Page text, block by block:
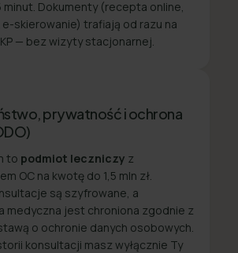
minut. Dokumenty (recepta online,
skierowanie) trafiają od razu na
— bez wizyty stacjonarnej.
prywatność i ochrona
to podmiot leczniczy z
OC na kwotę do 1,5 mln zł.
są szyfrowane, a
medyczna jest chroniona zgodnie z
o ochronie danych osobowych.
konsultacji masz wyłącznie Ty